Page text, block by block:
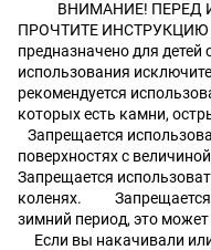
ВНИМАНИЕ! ПЕРЕД
ПРОЧТИТЕ
предназначено для
использования
рекомендуется
которых есть камни,
Запрещается
поверхностях с
Запрещается
коленях. Запрещается
зимний период, это
Если вы накачивали